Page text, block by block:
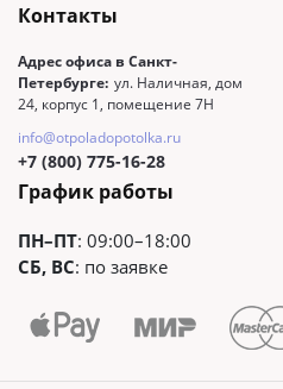
Контакты
Адрес офиса в Санкт-
Петербурге: ул. Наличная, дом
24, корпус 1, помещение 7Н
info@otpoladopotolka.ru
+7 (800) 775-16-28
График работы
ПН–ПТ: 09:00–18:00
СБ, ВС: по заявке